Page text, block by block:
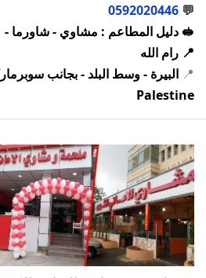
💬
0592020446
🥪 دليل المطاعم : مشاوي - شاورما -
📍 رام الله
📍
Palestine